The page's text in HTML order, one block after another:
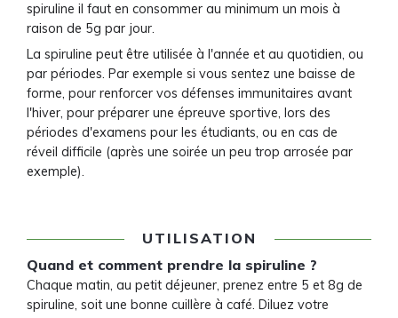
spiruline il faut en consommer au minimum un mois à
raison de 5g par jour.
La spiruline peut être utilisée à l'année et au quotidien, ou
par périodes. Par exemple si vous sentez une baisse de
forme, pour renforcer vos défenses immunitaires avant
l'hiver, pour préparer une épreuve sportive, lors des
périodes d'examens pour les étudiants, ou en cas de
réveil difficile (après une soirée un peu trop arrosée par
exemple).
UTILISATION
Quand et comment prendre la spiruline ?
Chaque matin, au petit déjeuner, prenez entre 5 et 8g de
spiruline, soit une bonne cuillère à café. Diluez votre